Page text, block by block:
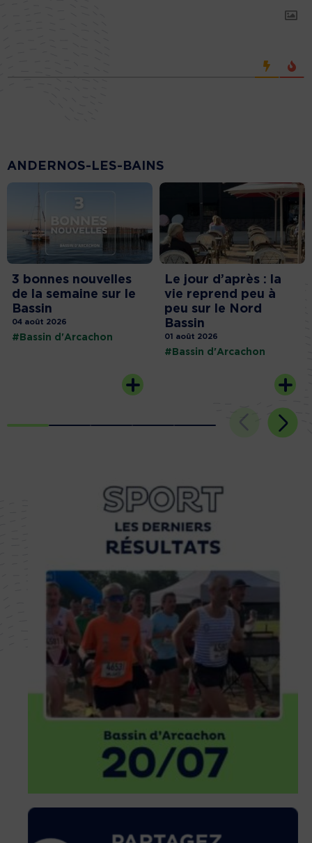
ANDERNOS-LES-BAINS
3 bonnes nouvelles
de la semaine sur le
Bassin
04 août 2026
#Bassin d'Arcachon
Le jour d’après : la
vie reprend peu à
peu sur le Nord
Bassin
01 août 2026
#Bassin d'Arcachon